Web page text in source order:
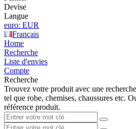
Devise
Langue
euro: EUR
Français
Home
Recherche
Liste d'envies
Compte
Recherche
Trouvez votre produit avec une
tel que robe, chemises, chaussures etc.
référence produit.